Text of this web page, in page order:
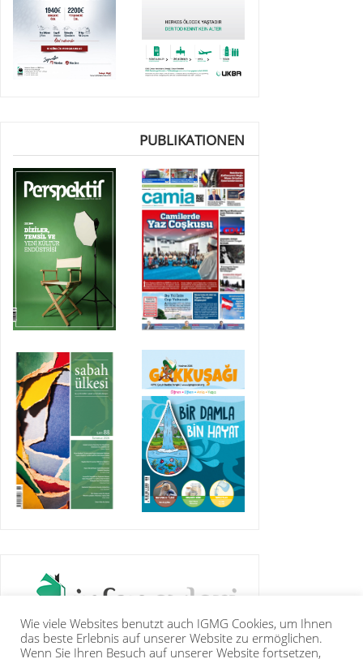
PUBLIKATIONEN
Wie viele Websites benutzt auch IGMG Cookies, um Ihnen
das beste Erlebnis auf unserer Website zu ermöglichen.
Wenn Sie Ihren Besuch auf unserer Website fortsetzen,